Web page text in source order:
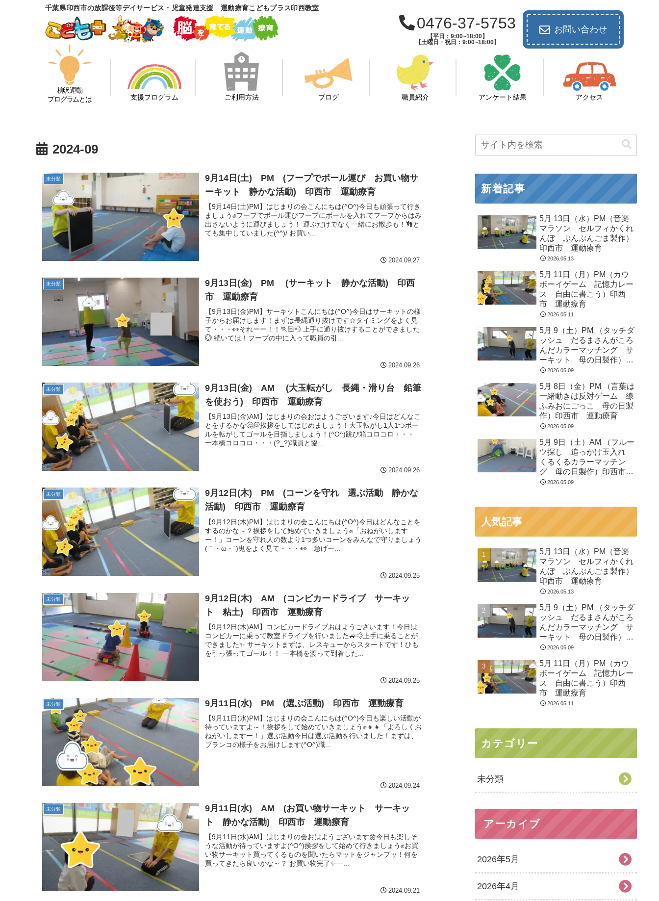
千葉県印西市の放課後等デイサービス・児童発達支援 運動療育こどもプラス印西教室
0476-37-5753
【平日：9:00~18:00】
【土曜日・祝日：9:00~18:00】
お問い合わせ
柳沢運動
プログラムとは
支援プログラム ご利用方法 ブログ 職員紹介 アンケート結果 アクセス
2024-09
未分類
9月14日(土) PM (フープでボール運び お買い物サ
ーキット 静かな活動) 印西市 運動療育
【9月14日(土)PM】はじまりの会こんにちは(^O^)今日も頑張って行き
ましょう✊フープでボール運びフープにボールを入れてフープからはみ
出さないように運びましょう！ 運ぶだけでなく一緒にお散歩も！👣と
ても集中していました(^^)/ お買い...
2024.09.27
未分類
9月13日(金) PM (サーキット 静かな活動) 印西
市 運動療育
【9月13日(金)PM】サーキットこんにちは(^O^)今日はサーキットの様
子からお届けします！まずは長縄通り抜けです☆タイミングをよく見
て・・・👀それーー！！🏃🏻💨 上手に通り抜けすることができました
💮 続いては！フープの中に入って職員の引...
2024.09.26
未分類
9月13日(金) AM (大玉転がし 長縄・滑り台 鉛筆
を使おう) 印西市 運動療育
【9月13日(金)AM】はじまりの会おはようございます♪今日はどんなこ
とをするかな🤔💭挨拶をしてはじめましょう！大玉転がし1人1つボー
ルを転がしてゴールを目指しましょう！(^O^)跳び箱コロコロ・・・
一本橋コロコロ・・・(?_?)職員と協...
2024.09.26
未分類
9月12日(木) PM (コーンを守れ 選ぶ活動 静かな
活動) 印西市 運動療育
【9月12日(木)PM】はじまりの会こんにちは(^O^)今日はどんなことを
するのかな～？挨拶をして始めていきましょう✊「おねがいします
ー！」コーンを守れ人の数より1つ多いコーンをみんなで守りましょう
(｀・ω・´)鬼をよく見て・・・👀 急げー...
2024.09.25
未分類
9月12日(木) AM (コンビカードライブ サーキッ
ト 粘土) 印西市 運動療育
【9月12日(木)AM】コンビカードライブおはようございます！今日は
コンビカーに乗って教室ドライブを行いました🚙💨上手に乗ることが
できました✨ サーキットまずは、レスキューからスタートです！ひも
を引っ張ってゴール！！ 一本橋を渡って到着した...
2024.09.25
未分類 9月11日(水) PM (選ぶ活動) 印西市 運動療育
【9月11日(水)PM】はじまりの会こんにちは(^O^)今日も楽しい活動が
待っていますよ～！挨拶をして始めていきましょう✊👦👧「よろしくお
ねがいしますー！」選ぶ活動今日は選ぶ活動を行いました！まずは、
ブランコの様子をお届けします(^O^)職...
2024.09.24
未分類
9月11日(水) AM (お買い物サーキット サーキッ
ト 静かな活動) 印西市 運動療育
【9月11日(水)AM】はじまりの会おはようございます🌼今日も楽しそ
うな活動が待っていますよ(^O^)挨拶をして始めて行きましょう✊お買
い物サーキット買ってくるものを聞いたらマットをジャンプッ！何を
買ってきたら良いかな～？ お買い物完了✨一...
2024.09.21
新着記事
5月 13日（水）PM（音楽
マラソン セルフィかくれ
んぼ ぶんぶんごま製作）
印西市 運動療育
2026.05.13
5月 11日（月）PM（カウ
ボーイゲーム 記憶力レー
ス 自由に書こう）印西
市 運動療育
2026.05.11
5月 9（土）PM （タッチダ
ッシュ だるまさんがころ
んだカラーマッチング サ
ーキット 母の日製作）印
西市 運動療育
2026.05.09
5月 8日（金）PM （言葉は
一緒動きは反対ゲーム 線
ふみおにごっこ 母の日製
作）印西市 運動療育
2026.05.09
5月 9日（土）AM （フルー
ツ探し 追っかけ玉入れ
くるくるカラーマッチン
グ 母の日製作）印西市
運動療育
2026.05.09
人気記事
5月 13日（水）PM（音楽
マラソン セルフィかくれ
んぼ ぶんぶんごま製作）
印西市 運動療育
2026.05.13
5月 9（土）PM （タッチダ
ッシュ だるまさんがころ
んだカラーマッチング サ
ーキット 母の日製作）印
西市 運動療育
2026.05.09
5月 11日（月）PM（カウ
ボーイゲーム 記憶力レー
ス 自由に書こう）印西
市 運動療育
2026.05.11
カテゴリー
未分類
アーカイブ
2026年5月
2026年4月